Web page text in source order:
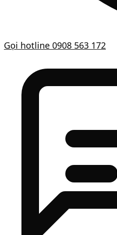
Gọi hotline 0908 563 172